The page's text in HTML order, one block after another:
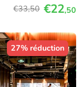
€33,50 €22,50
27% réduction